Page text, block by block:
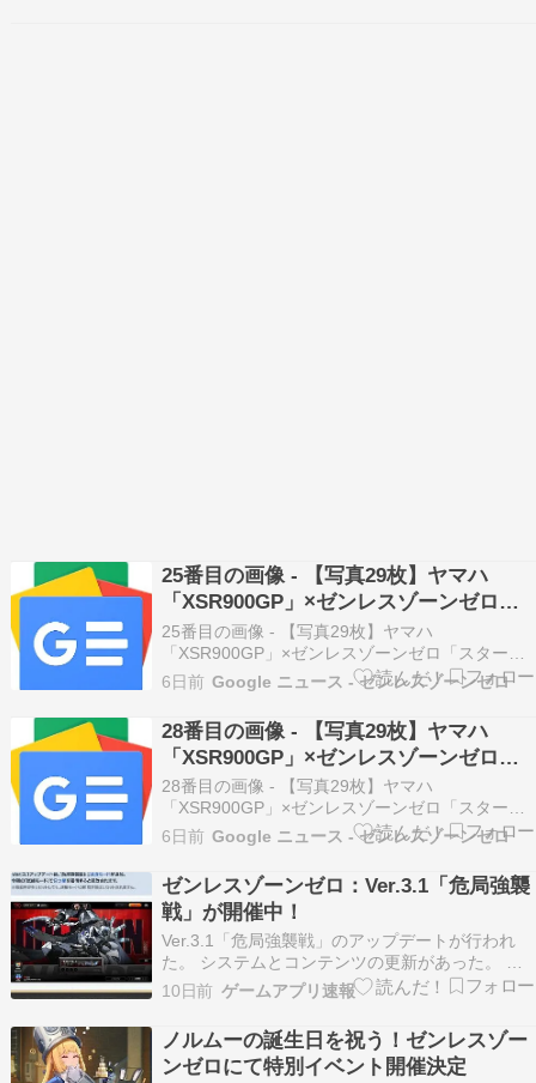
25番目の画像 - 【写真29枚】ヤマハ
「XSR900GP」×ゼンレスゾーンゼロ
「スターライト・ビリー」コラボ -
autoby.jp
25番目の画像 - 【写真29枚】ヤマハ
「XSR900GP」×ゼンレスゾーンゼロ「スターラ
イト・ビリー」コラボ autoby.jp
6日前 Google ニュース - ゼンレスゾーンゼロ
28番目の画像 - 【写真29枚】ヤマハ
「XSR900GP」×ゼンレスゾーンゼロ
「スターライト・ビリー」コラボ - Web
オートバイ
28番目の画像 - 【写真29枚】ヤマハ
「XSR900GP」×ゼンレスゾーンゼロ「スターラ
イト・ビリー」コラボ Webオートバイ
6日前 Google ニュース - ゼンレスゾーンゼロ
ゼンレスゾーンゼロ：Ver.3.1「危局強襲
戦」が開催中！
Ver.3.1「危局強襲戦」のアップデートが行われ
た。 システムとコンテンツの更新があった。 エ
リー修繕トーク Vol.13丨システム＆コンテンツ更
新編 プロキシの皆様、こんにちは！今回お届けす
るのは、Ver.3.1「危…
10日前 ゲームアプリ速報
ノルムーの誕生日を祝う！ゼンレスゾー
ンゼロにて特別イベント開催決定